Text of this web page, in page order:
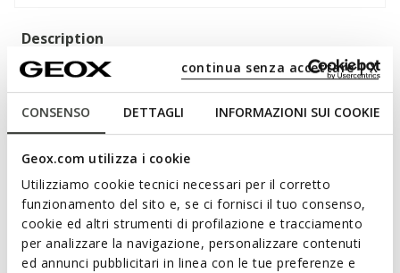
CONSENSO DETTAGLI INFORMAZIONI SUI COOKIE
Geox.com utilizza i cookie
Utilizziamo cookie tecnici necessari per il corretto
funzionamento del sito e, se ci fornisci il tuo consenso,
cookie ed altri strumenti di profilazione e tracciamento
per analizzare la navigazione, personalizzare contenuti
ed annunci pubblicitari in linea con le tue preferenze e
continua senza accettare | X
Description
Cushioning breathable sneaker for girls with a sporty
aesthetic and contemporary feel. Sprintye boasts a pink and
silver upper embellished with pretty detailing on the sides and
is bound to elevate casual day-to-day dressing with a
feminine touch. It has been crafted from shiny mesh and a
patent-leather-effect material and has a lightweight flexible
structure which gives children ease of movement for playtime
and games.
ITEM CODE:B554TA0GNHHC0514
Read more
Features